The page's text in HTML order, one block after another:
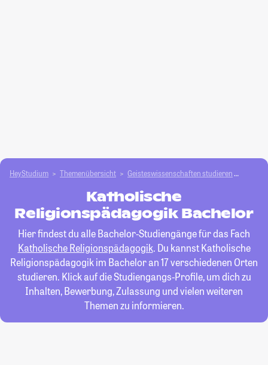
HeyStudium Themenübersicht Geisteswissenschaften studieren
Katholische
Religionspädagogik Bachelor
Hier findest du alle Bachelor-Studiengänge für das Fach
Katholische Religionspädagogik. Du kannst Katholische
Religionspädagogik im Bachelor an 17 verschiedenen Orten
studieren. Klick auf die Studiengangs-Profile, um dich zu
Inhalten, Bewerbung, Zulassung und vielen weiteren
Themen zu informieren.